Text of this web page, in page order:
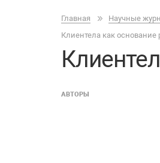
Главная Научные
Клиентела как основание
АВТОРЫ